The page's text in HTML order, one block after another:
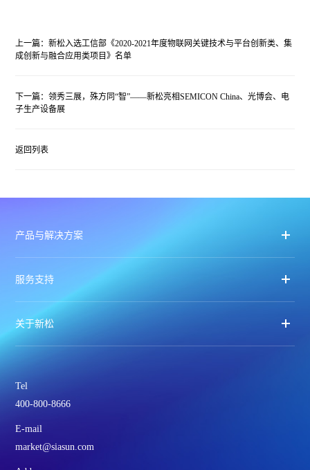
上一篇：新松入选工信部《2020-2021年度物联网关键技术与平台创新类、集
成创新与融合应用类项目》名单
下一篇：领秀三展，殊方同“智”——新松亮相SEMICON China、光博会、电
子生产设备展
返回列表
产品与解决方案
服务支持
关于新松
Tel
400-800-8666
E-mail
market@siasun.com